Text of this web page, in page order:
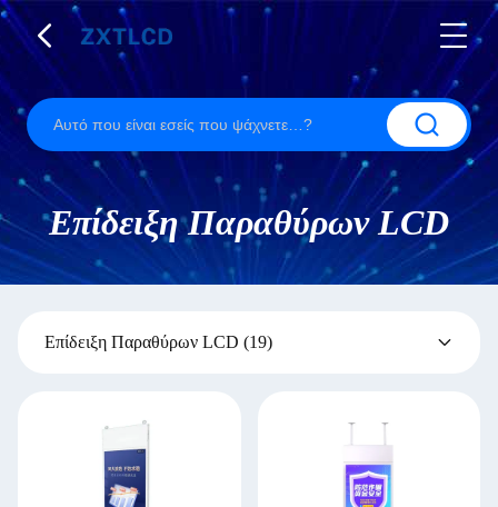
Επίδειξη Παραθύρων LCD
Επίδειξη Παραθύρων LCD (19)